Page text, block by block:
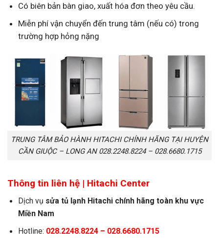
Có biên bản bàn giao, xuất hóa đơn theo yêu cầu.
Miễn phí vận chuyển đến trung tâm (nếu có) trong
trường hợp hỏng nặng
TRUNG TÂM BẢO HÀNH HITACHI CHÍNH HÃNG TẠI HUYỆN
CẦN GIUỘC – LONG AN 028.2248.8224 – 028.6680.1715
Thông tin liên hệ | Hitachi Center
Dịch vụ sửa tủ lạnh Hitachi chính hãng toàn khu vực
Miền Nam
Hotline: 028.2248.8224 – 028.6680.1715